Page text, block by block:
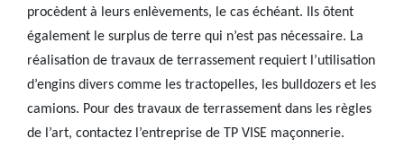
procèdent à leurs enlèvements, le cas échéant. Ils ôtent
également le surplus de terre qui n’est pas nécessaire. La
réalisation de travaux de terrassement requiert l’utilisation
d’engins divers comme les tractopelles, les bulldozers et les
camions. Pour des travaux de terrassement dans les règles
de l’art, contactez l’entreprise de TP VISE maçonnerie.